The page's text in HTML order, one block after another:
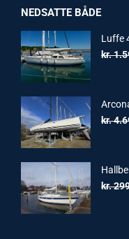
NEDSATTE BÅDE
Luffe
kr.
kr.
kr.